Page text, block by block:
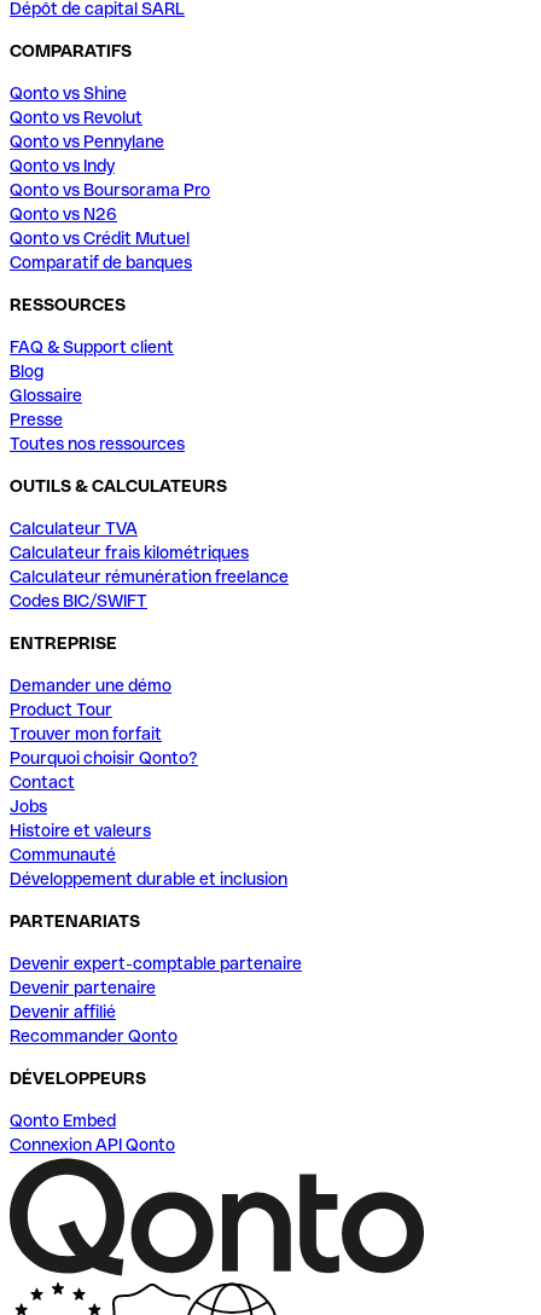
Dépôt de capital SARL
COMPARATIFS
Qonto vs Shine
Qonto vs Revolut
Qonto vs Pennylane
Qonto vs Indy
Qonto vs Boursorama Pro
Qonto vs N26
Qonto vs Crédit Mutuel
Comparatif de banques
RESSOURCES
FAQ & Support client
Blog
Glossaire
Presse
Toutes nos ressources
OUTILS & CALCULATEURS
Calculateur TVA
Calculateur frais kilométriques
Calculateur rémunération freelance
Codes BIC/SWIFT
ENTREPRISE
Demander une démo
Product Tour
Trouver mon forfait
Pourquoi choisir Qonto?
Contact
Jobs
Histoire et valeurs
Communauté
Développement durable et inclusion
PARTENARIATS
Devenir expert-comptable partenaire
Devenir partenaire
Devenir affilié
Recommander Qonto
DÉVELOPPEURS
Qonto Embed
Connexion API Qonto